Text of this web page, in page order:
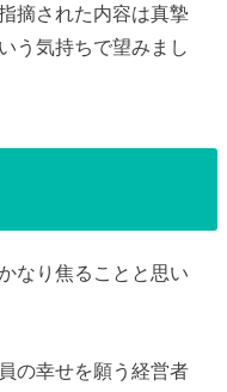
摘された内容は真摯
う気持ちで望みまし
なり焦ることと思い
の幸せを願う経営者